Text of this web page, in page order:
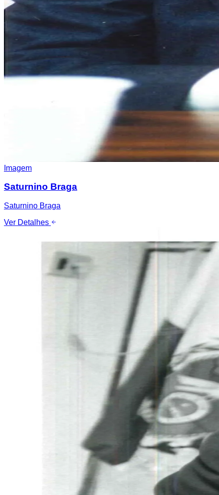
Imagem
Saturnino Braga
Saturnino Braga
Ver Detalhes